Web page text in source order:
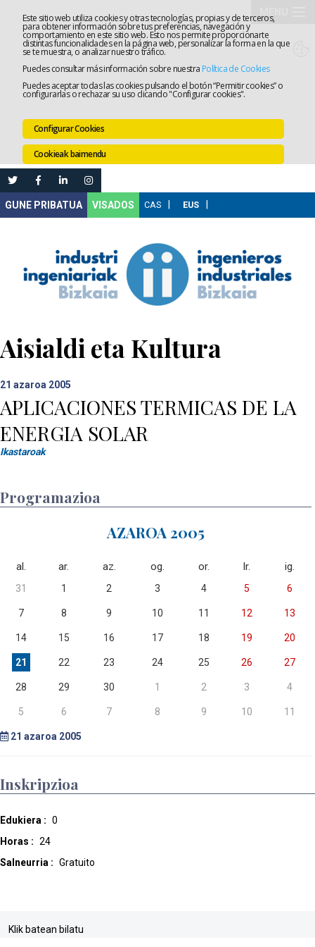
Este sitio web utiliza cookies y otras tecnologías, propias y de terceros,
para obtener información sobre tus preferencias, navegación y
comportamiento en este sitio web. Esto nos permite proporcionarte
distintas funcionalidades en la página web, personalizar la forma en la que
se te muestra, o analizar nuestro tráfico.
Puedes consultar más información sobre nuestra Política de Cookies
Puedes aceptar todas las cookies pulsando el botón “Permitir cookies” o
configurarlas o rechazar su uso clicando "Configurar cookies".
Configurar Cookies
Cookieak baimendu
VISADOS
Aisialdi eta Kultura
21 azaroa 2005
APLICACIONES TERMICAS DE LA
ENERGIA SOLAR
Ikastaroak
Programazioa
AZAROA 2005
al. ar. az. og. or. lr. ig.
31 1 2 3 4 5 6
7 8 9 10 11 12 13
14 15 16 17 18 19 20
21 22 23 24 25 26 27
28 29 30 1 2 3 4
5 6 7 8 9 10 11
21 azaroa 2005
Inskripzioa
Edukiera : 0
Horas : 24
Salneurria : Gratuito
Klik batean bilatu
Elkargoa
Lanaren
Leihatila